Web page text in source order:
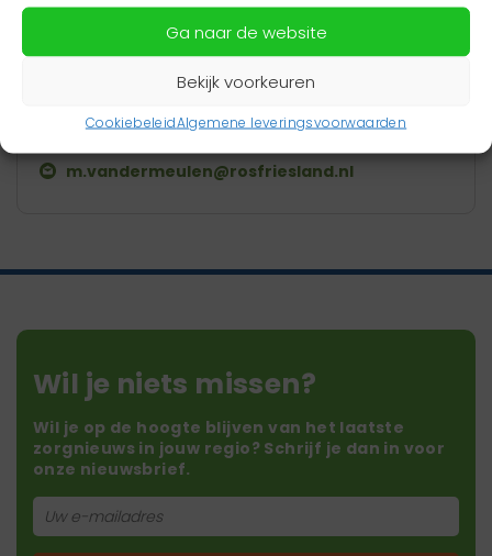
Ga naar de website
Bekijk voorkeuren
CookiebeleidAlgemene leveringsvoorwaarden
Maaike van der Meulen
Neem contact op
m.vandermeulen@rosfriesland.nl
Wil je niets missen?
Wil je op de hoogte blijven van het laatste
zorgnieuws in jouw regio? Schrijf je dan in voor
onze nieuwsbrief.